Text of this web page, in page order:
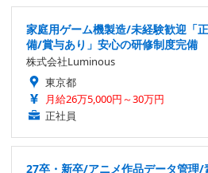
家庭用ゲーム機製造/未経験歓迎「
備/賞与あり」安心の研修制度完備
株式会社Luminous
東京都
月給26万5,000円～30万円
正社員
27卒・新卒/アニメ作品データ管理/